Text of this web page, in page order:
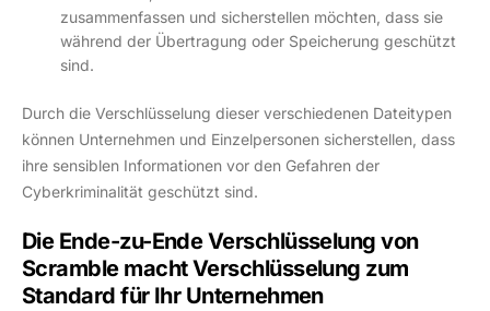
zusammenfassen und sicherstellen möchten, dass sie
während der Übertragung oder Speicherung geschützt
sind.
Durch die Verschlüsselung dieser verschiedenen Dateitypen
können Unternehmen und Einzelpersonen sicherstellen, dass
ihre sensiblen Informationen vor den Gefahren der
Cyberkriminalität geschützt sind.
Die Ende-zu-Ende Verschlüsselung von
Scramble macht Verschlüsselung zum
Standard für Ihr Unternehmen